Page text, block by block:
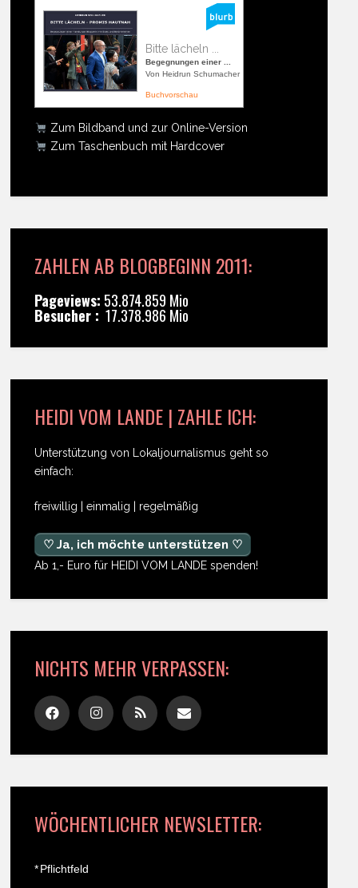
Bitte lächeln ...
Begegnungen einer ...
Von Heidrun Schumacher
Buchvorschau
Zum Bildband und zur Online-Version
Zum Taschenbuch mit Hardcover
ZAHLEN AB BLOGBEGINN 2011:
Pageviews: 53.874.859 Mio
Besucher : 17.378.986 Mio
HEIDI VOM LANDE | ZAHLE ICH:
Unterstützung von Lokaljournalismus geht so
einfach:
freiwillig | einmalig | regelmäßig
♡ Ja, ich möchte unterstützen ♡
Ab 1,- Euro für HEIDI VOM LANDE spenden!
NICHTS MEHR VERPASSEN:
WÖCHENTLICHER NEWSLETTER:
*Pflichtfeld